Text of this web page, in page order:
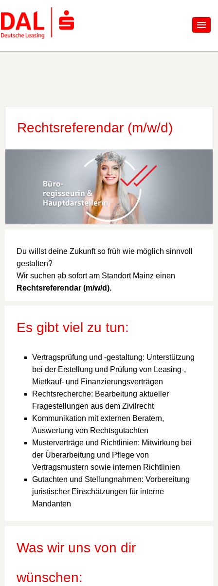
Rechtsreferendar (m/w/d)
Du willst deine Zukunft so früh wie möglich sinnvoll
gestalten?
Wir suchen ab sofort am Standort Mainz einen
Rechtsreferendar (m/w/d).
Es gibt viel zu tun:
Vertragsprüfung und -gestaltung: Unterstützung
bei der Erstellung und Prüfung von Leasing-,
Mietkauf- und Finanzierungsverträgen
Rechtsrecherche: Bearbeitung aktueller
Fragestellungen aus dem Zivilrecht
Kommunikation mit externen Beratern,
Auswertung von Rechtsgutachten
Musterverträge und Richtlinien: Mitwirkung bei
der Überarbeitung und Pflege von
Vertragsmustern sowie internen Richtlinien
Gutachten und Stellungnahmen: Vorbereitung
juristischer Einschätzungen für interne
Mandanten
Was wir uns von dir
wünschen: